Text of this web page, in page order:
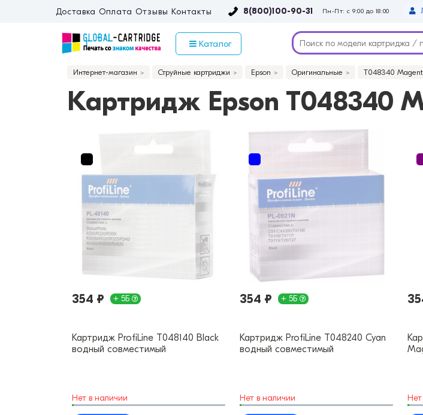
Доставка Оплата Отзывы Контакты 8(800)100-90-31 Пн-Пт: с 9:00 до 18:00
Каталог
Интернет-магазин Струйные картриджи Epson Оригинальные T048340
Картридж Epson T048340
354 ₽ + 5Б
Картридж ProfiLine T048140 Black
водный совместимый
Нет в наличии
354 ₽ + 5Б
Картридж ProfiLine T048240 Cyan
водный совместимый
Нет в наличии Нет